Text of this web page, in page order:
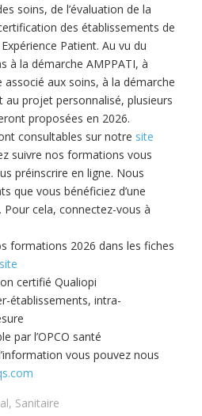
soins, de l’évaluation de la
des établissements de
Patient. Au vu du
à la démarche AMPPATI, à
associé aux soins, à la démarche
au projet personnalisé, plusieurs
proposées en 2026.
consultables sur notre site
suivre nos formations vous
préinscrire en ligne. Nous
que vous bénéficiez d’une
cela, connectez-vous à
formations 2026 dans les fiches
certifié Qualiopi
établissements, intra-
par l’OPCO santé
vous pouvez nous
Sanitaire